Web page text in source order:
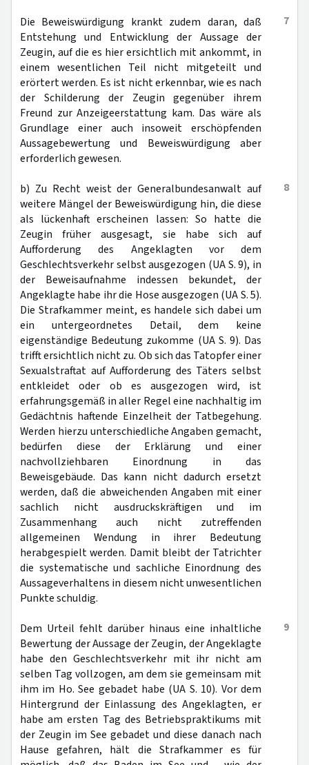
7
Die Beweiswürdigung krankt zudem daran, daß
Entstehung und Entwicklung der Aussage der
Zeugin, auf die es hier ersichtlich mit ankommt, in
einem wesentlichen Teil nicht mitgeteilt und
erörtert werden. Es ist nicht erkennbar, wie es nach
der Schilderung der Zeugin gegenüber ihrem
Freund zur Anzeigeerstattung kam. Das wäre als
Grundlage einer auch insoweit erschöpfenden
Aussagebewertung und Beweiswürdigung aber
erforderlich gewesen.
8
b) Zu Recht weist der Generalbundesanwalt auf
weitere Mängel der Beweiswürdigung hin, die diese
als lückenhaft erscheinen lassen: So hatte die
Zeugin früher ausgesagt, sie habe sich auf
Aufforderung des Angeklagten vor dem
Geschlechtsverkehr selbst ausgezogen (UA S. 9), in
der Beweisaufnahme indessen bekundet, der
Angeklagte habe ihr die Hose ausgezogen (UA S. 5).
Die Strafkammer meint, es handele sich dabei um
ein untergeordnetes Detail, dem keine
eigenständige Bedeutung zukomme (UA S. 9). Das
trifft ersichtlich nicht zu. Ob sich das Tatopfer einer
Sexualstraftat auf Aufforderung des Täters selbst
entkleidet oder ob es ausgezogen wird, ist
erfahrungsgemäß in aller Regel eine nachhaltig im
Gedächtnis haftende Einzelheit der Tatbegehung.
Werden hierzu unterschiedliche Angaben gemacht,
bedürfen diese der Erklärung und einer
nachvollziehbaren Einordnung in das
Beweisgebäude. Das kann nicht dadurch ersetzt
werden, daß die abweichenden Angaben mit einer
sachlich nicht ausdruckskräftigen und im
Zusammenhang auch nicht zutreffenden
allgemeinen Wendung in ihrer Bedeutung
herabgespielt werden. Damit bleibt der Tatrichter
die systematische und sachliche Einordnung des
Aussageverhaltens in diesem nicht unwesentlichen
Punkte schuldig.
9
Dem Urteil fehlt darüber hinaus eine inhaltliche
Bewertung der Aussage der Zeugin, der Angeklagte
habe den Geschlechtsverkehr mit ihr nicht am
selben Tag vollzogen, am dem sie gemeinsam mit
ihm im Ho. See gebadet habe (UA S. 10). Vor dem
Hintergrund der Einlassung des Angeklagten, er
habe am ersten Tag des Betriebspraktikums mit
der Zeugin im See gebadet und diese danach nach
Hause gefahren, hält die Strafkammer es für